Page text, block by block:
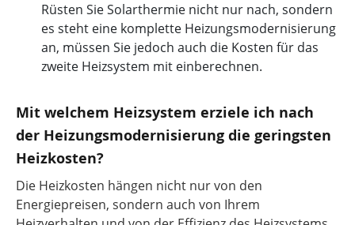
Rüsten Sie Solarthermie nicht nur nach, sondern
es steht eine komplette Heizungsmodernisierung
an, müssen Sie jedoch auch die Kosten für das
zweite Heizsystem mit einberechnen.
Mit welchem Heizsystem erziele ich nach
der Heizungsmodernisierung die geringsten
Heizkosten?
Die Heizkosten hängen nicht nur von den
Energiepreisen, sondern auch von Ihrem